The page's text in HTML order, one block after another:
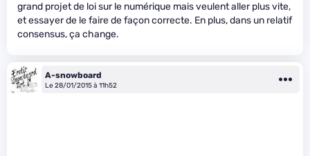
grand projet de loi sur le numérique mais veulent aller plus vite,
et essayer de le faire de façon correcte. En plus, dans un relatif
consensus, ça change.
A-snowboard
Le 28/01/2015 à 11h52